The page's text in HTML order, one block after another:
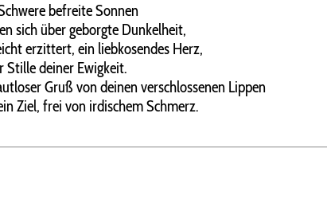
befreite Sonnen
sich über geborgte Dunkelheit,
erzittert, ein liebkosendes Herz,
Stille deiner Ewigkeit.
Gruß von deinen verschlossenen Lippen
Ziel, frei von irdischem Schmerz.